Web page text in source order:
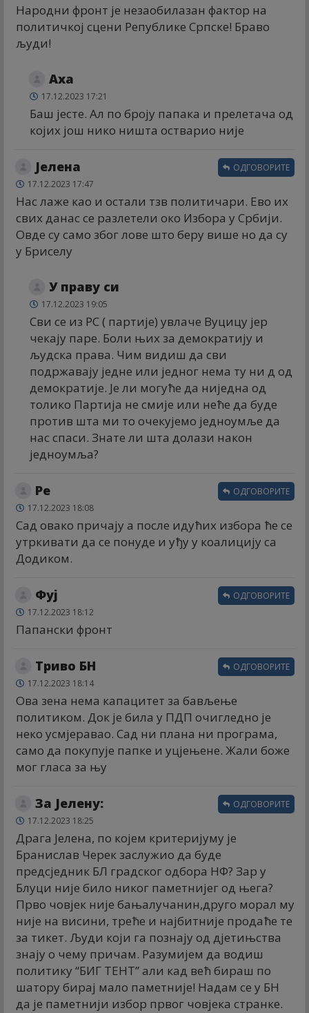
Народни фронт је незаобилазан фактор на
политичкој сцени Републике Српске! Браво
људи!
Аха
17.12.2023 17:21
Баш јесте. Ал по броју папака и прелетача од
којих још нико ништа остварио није
Јелена
17.12.2023 17:47
Нас лаже као и остали тзв политичари. Ево их
свих данас се разлетели око Избора у Србији.
Овде су само због лове што беру више но да су
у Бриселу
ОДГОВОРИТЕ
У праву си
17.12.2023 19:05
Сви се из РС ( партије) увлаче Вуцицу јер
чекају паре. Боли њих за демократију и
људска права. Чим видиш да сви
подржавају једне или једног нема ту ни д од
демократије. Је ли могуће да ниједна од
толико Партија не смије или неће да буде
против шта ми то очекујемо једноумље да
нас спаси. Знате ли шта долази након
једноумља?
Ре
17.12.2023 18:08
Сад овако причају а после идућих избора ће се
утркивати да се понуде и уђу у коалицију са
Додиком.
ОДГОВОРИТЕ
Фуј
17.12.2023 18:12
Папански фронт
ОДГОВОРИТЕ
Триво БН
17.12.2023 18:14
Ова зена нема капацитет за бављење
политиком. Док је била у ПДП очигледно је
неко усмјеравао. Сад ни плана ни програма,
само да покупује папке и уцјењене. Жали боже
мог гласа за њу
ОДГОВОРИТЕ
За Јелену:
17.12.2023 18:25
Драга Јелена, по којем критеријуму је
Бранислав Черек заслужио да буде
предсједник БЛ градског одбора НФ? Зар у
Блуци није било никог паметнијег од њега?
Прво човјек није бањалучанин,друго морал му
није на висини, треће и најбитније продаће те
за тикет. Људи који га познају од дјетињства
знају о чему причам. Разумијем да водиш
политику “БИГ ТЕНТ” али кад већ бираш по
шатору бирај мало паметније! Надам се у БН
да је паметнији избор првог човјека странке.
ОДГОВОРИТЕ